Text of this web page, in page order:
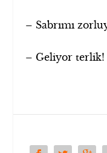
– Sabrımı
– Geliyor terlik!